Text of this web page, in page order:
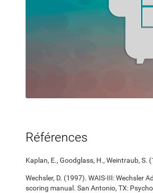
Références
Kaplan, E., Goodglass, H., Weintraub,
Wechsler, D. (1997). WAIS-III: Wechsler
scoring manual. San Antonio, TX: